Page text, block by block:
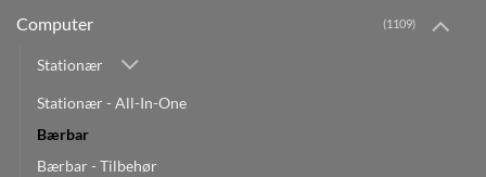
Computer (1109)
Stationær
Stationær - All-In-One
Bærbar
Bærbar - Tilbehør